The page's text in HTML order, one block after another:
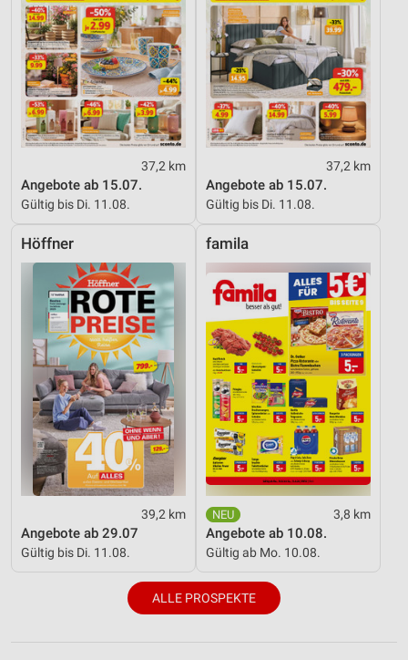
37,2 km
Angebote ab 15.07.
Gültig bis Di. 11.08.
37,2 km
Angebote ab 15.07.
Gültig bis Di. 11.08.
Höffner
39,2 km
Angebote ab 29.07
Gültig bis Di. 11.08.
famila
3,8 km
Angebote ab 10.08.
Gültig ab Mo. 10.08.
ALLE PROSPEKTE